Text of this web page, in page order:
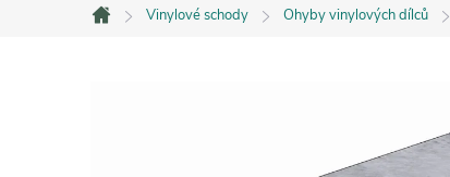
Domů
Vinylové schody Ohyby vinylových dílců